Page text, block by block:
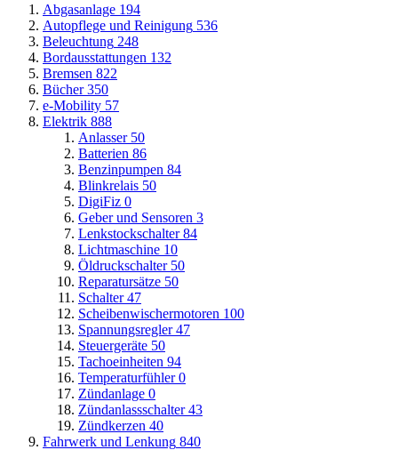
Abgasanlage 194
Autopflege und Reinigung 536
Beleuchtung 248
Bordausstattungen 132
Bremsen 822
Bücher 350
e-Mobility 57
Elektrik 888
Anlasser 50
Batterien 86
Benzinpumpen 84
Blinkrelais 50
DigiFiz 0
Geber und Sensoren 3
Lenkstockschalter 84
Lichtmaschine 10
Öldruckschalter 50
Reparatursätze 50
Schalter 47
Scheibenwischermotoren 100
Spannungsregler 47
Steuergeräte 50
Tachoeinheiten 94
Temperaturfühler 0
Zündanlage 0
Zündanlassschalter 43
Zündkerzen 40
Fahrwerk und Lenkung 840